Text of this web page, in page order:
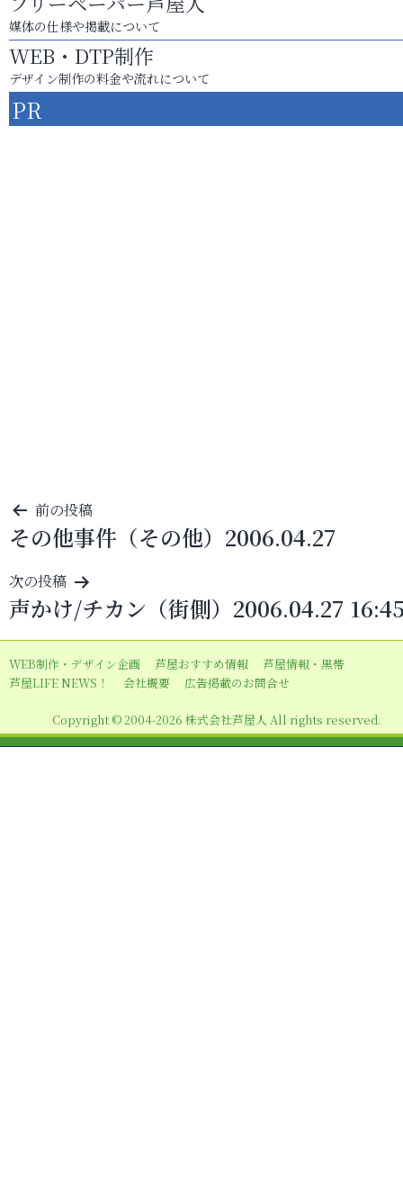
媒体の仕様や掲載について
WEB・DTP制作
デザイン制作の料金や流れについて
PR
投
稿
ナ
ビ
ゲ
ー
シ
ン
前の投稿
その他事件（その他）2006.04.27
次の投稿
声かけ/チカン（街側）2006.04.27
WEB制作・デザイン企画 芦屋おすすめ情報
芦屋情報・黒帯
芦屋LIFE NEWS！
会社概要 広告掲載のお問合せ
Copyright © 2004-2026 株式会社芦屋人 All rights reserved.